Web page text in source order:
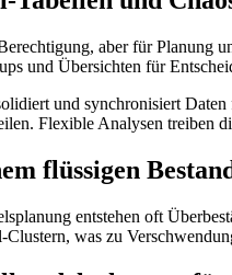
aber für Planung
und Übersichten für
und synchronisiert
Flexible Analysen treiben
flüssigen
entstehen oft
was zu